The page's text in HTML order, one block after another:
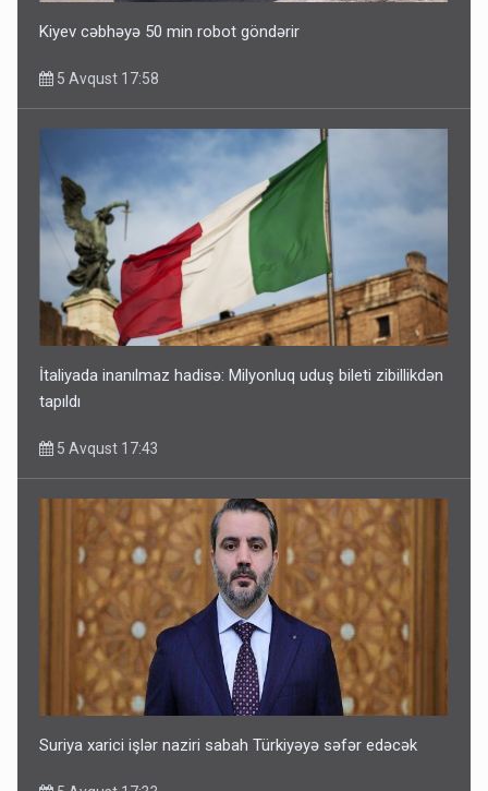
Kiyev cəbhəyə 50 min robot göndərir
5 Avqust 17:58
İtaliyada inanılmaz hadisə: Milyonluq uduş bileti zibillikdən
tapıldı
5 Avqust 17:43
Suriya xarici işlər naziri sabah Türkiyəyə səfər edəcək